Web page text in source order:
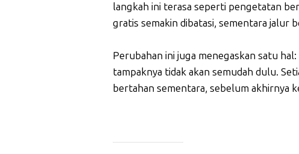
langkah ini terasa seperti pengetatan
gratis semakin dibatasi, sementara jalur
Perubahan ini juga menegaskan satu
tampaknya tidak akan semudah dulu.
bertahan sementara, sebelum akhirnya